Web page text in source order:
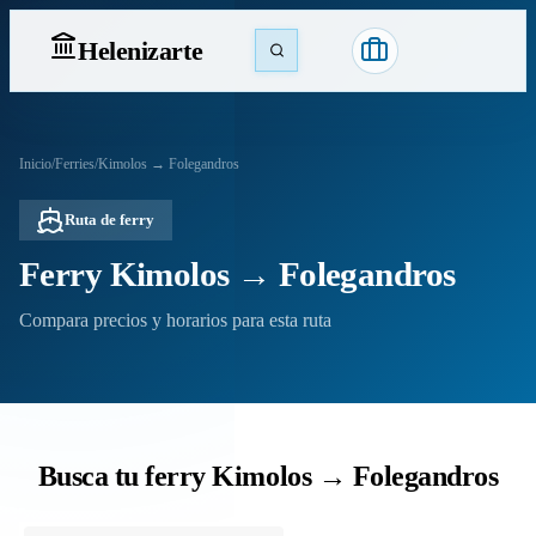
Helenizarte
Inicio/Ferries/Kimolos → Folegandros
Ruta de ferry
Ferry Kimolos → Folegandros
Compara precios y horarios para esta ruta
Busca tu ferry Kimolos → Folegandros